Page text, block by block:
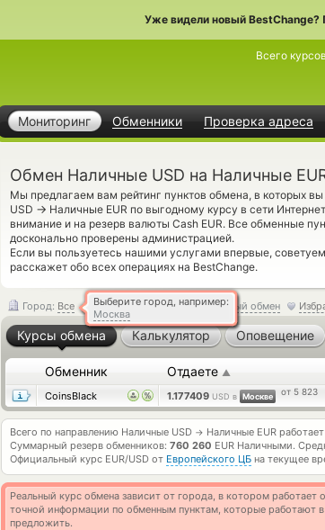
Уже видели новый BestChange?
Мониторинг Обменники Проверка адреса
Всего
Обмен Наличные USD на Наличные
Мы предлагаем вам рейтинг пунктов обмена, в которых
USD → Наличные EUR по выгодному курсу в сети
внимание и на резерв валюты Cash EUR. Все обменные
досконально проверены администрацией.
Если вы пользуетесь нашими услугами впервые,
расскажет обо всех операциях на BestChange.
Обратный обмен
Город: Все
Выберите город, например:
Москва
Курсы обмена Калькулятор Оповещение
Обменник Отдаете ▲
CoinsBlack 1.177409 USD в Москве от 5 823
Всего по направлению Наличные USD → Наличные EUR работает
Суммарный резерв обменников: 760 260 EUR Наличными.
Официальный курс EUR/USD от Европейского ЦБ на текущее
Реальный курс обмена зависит от города, в котором работает
точной информации по обменным пунктам, которые работают
предложить.